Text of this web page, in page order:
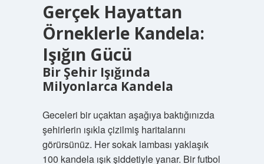
Gerçek Hayattan
Örneklerle Kandela:
Işığın Gücü
Bir Şehir Işığında
Milyonlarca Kandela
Geceleri bir uçaktan aşağıya baktığınızda
şehirlerin ışıkla çizilmiş haritalarını
görürsünüz. Her sokak lambası yaklaşık
100 kandela ışık şiddetiyle yanar. Bir futbol